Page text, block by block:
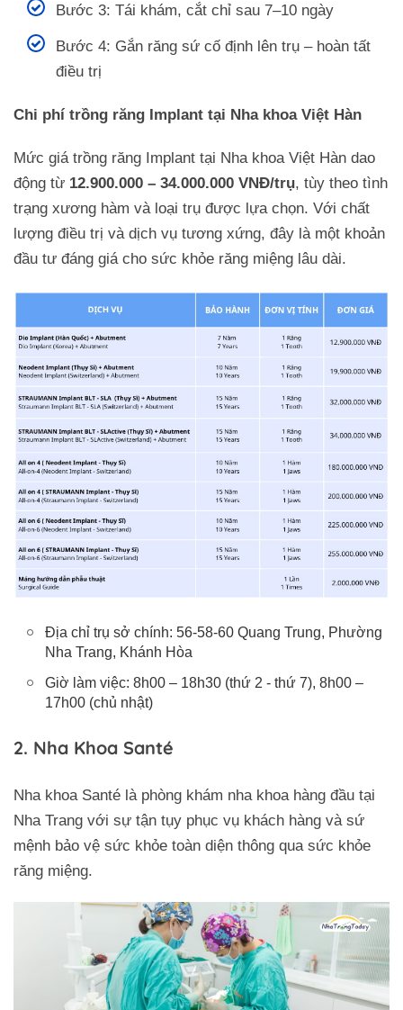
Bước 3: Tái khám, cắt chỉ sau 7–10 ngày
Bước 4: Gắn răng sứ cố định lên trụ – hoàn tất
điều trị
Chi phí trồng răng Implant tại Nha khoa Việt Hàn
Mức giá trồng răng Implant tại Nha khoa Việt Hàn dao
động từ 12.900.000 – 34.000.000 VNĐ/trụ, tùy theo tình
trạng xương hàm và loại trụ được lựa chọn. Với chất
lượng điều trị và dịch vụ tương xứng, đây là một khoản
đầu tư đáng giá cho sức khỏe răng miệng lâu dài.
Địa chỉ trụ sở chính: 56-58-60 Quang Trung, Phường
Nha Trang, Khánh Hòa
Giờ làm việc: 8h00 – 18h30 (thứ 2 - thứ 7), 8h00 –
17h00 (chủ nhật)
2. Nha Khoa Santé
Nha khoa Santé là phòng khám nha khoa hàng đầu tại
Nha Trang với sự tận tụy phục vụ khách hàng và sứ
mệnh bảo vệ sức khỏe toàn diện thông qua sức khỏe
răng miệng.